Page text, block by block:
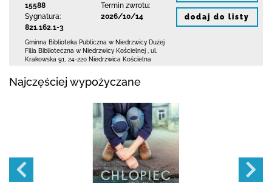
15588
Sygnatura:
821.162.1-3
Termin zwrotu:
2026/10/14
Gminna Biblioteka Publiczna w Niedrzwicy Dużej
Filia Biblioteczna w Niedrzwicy Kościelnej
ul.
Krakowska 91
24-220 Niedrzwica Kościelna
dodaj do listy
Najczęściej wypożyczane